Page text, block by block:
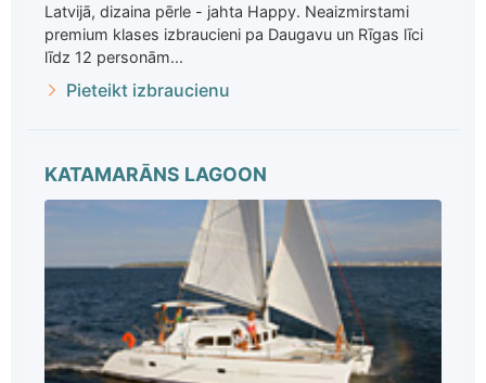
Latvijā, dizaina pērle - jahta Happy. Neaizmirstami
premium klases izbraucieni pa Daugavu un Rīgas līci
līdz 12 personām...
Pieteikt izbraucienu
KATAMARĀNS LAGOON